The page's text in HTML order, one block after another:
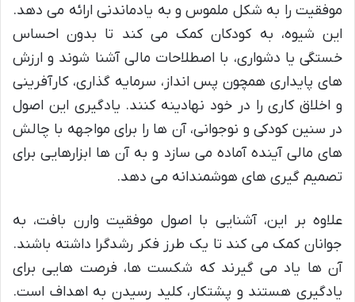
موفقیت را به شکل ملموس و به یادماندنی ارائه می دهد.
این شیوه، به کودکان کمک می کند تا بدون احساس
خستگی یا دشواری، با اصطلاحات مالی آشنا شوند و ارزش
های پایداری همچون پس انداز، سرمایه گذاری، کارآفرینی
و اخلاق کاری را در خود نهادینه کنند. یادگیری این اصول
در سنین کودکی و نوجوانی، آن ها را برای مواجهه با چالش
های مالی آینده آماده می سازد و به آن ها ابزارهایی برای
تصمیم گیری های هوشمندانه می دهد.
علاوه بر این، آشنایی با اصول موفقیت وارن بافت، به
جوانان کمک می کند تا یک طرز فکر رشدگرا داشته باشند.
آن ها یاد می گیرند که شکست ها، فرصت هایی برای
یادگیری هستند و پشتکار، کلید رسیدن به اهداف است.